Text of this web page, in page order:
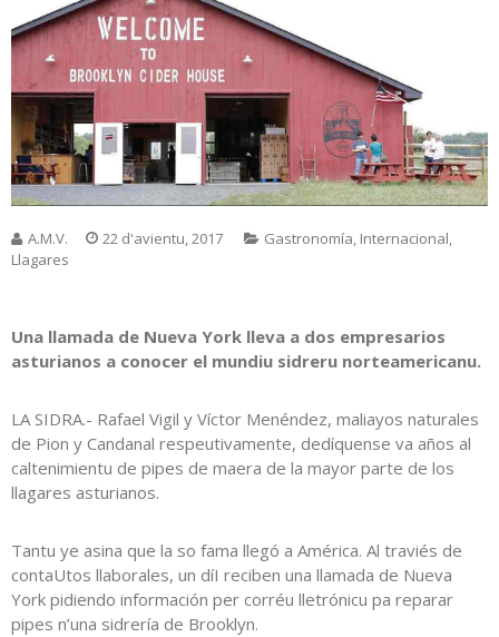
A.M.V. 22 d'avientu, 2017 Gastronomía, Internacional,
Llagares
Una llamada de Nueva York lleva a dos empresarios
asturianos a conocer el mundiu sidreru norteamericanu.
LA SIDRA.- Rafael Vigil y Víctor Menéndez, maliayos naturales
de Pion y Candanal respeutivamente, dedíquense va años al
caltenimientu de pipes de maera de la mayor parte de los
llagares asturianos.
Tantu ye asina que la so fama llegó a América. Al traviés de
contaUtos llaborales, un díI reciben una llamada de Nueva
York pidiendo información per corréu lletrónicu pa reparar
pipes n’una sidrería de Brooklyn.